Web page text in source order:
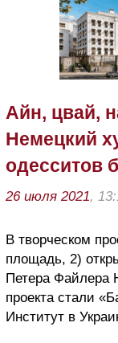
Айн, цвай,
Немецкий
одесситов
26 июля 2021,
В творческом
площадь, 2)
Петера Файлера
проекта стали
Институт в